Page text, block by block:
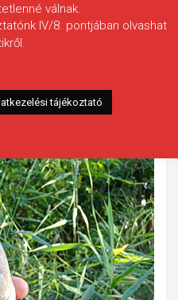
cm
válnak.
IV/8. pontjában olvashat
tájékoztató